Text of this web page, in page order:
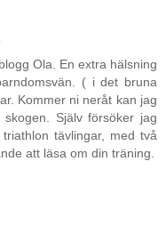
Ola. En extra hälsning
( i det bruna
Kommer ni neråt kan jag
Själv försöker jag
tävlingar, med två
att läsa om din träning.